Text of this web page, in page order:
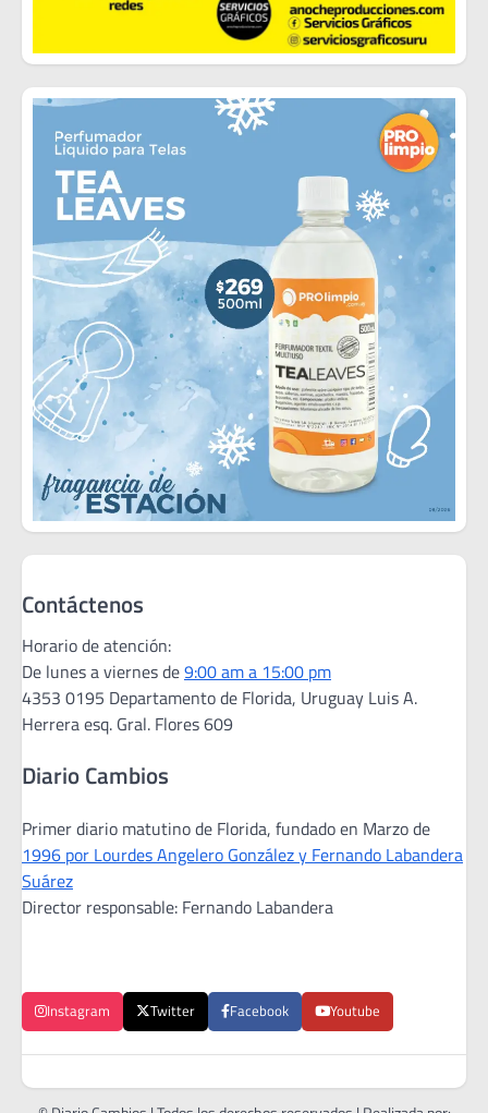
Contáctenos
Horario de atención:
De lunes a viernes de9:00 am a 15:00 pm
4353 0195 Departamento de Florida, Uruguay Luis A.
Herrera esq. Gral. Flores 609
Diario Cambios
Primer diario matutino de Florida, fundado en Marzo de
1996 por Lourdes Angelero González y Fernando Labandera
Suárez
Director responsable: Fernando Labandera
Instagram Twitter Facebook Youtube